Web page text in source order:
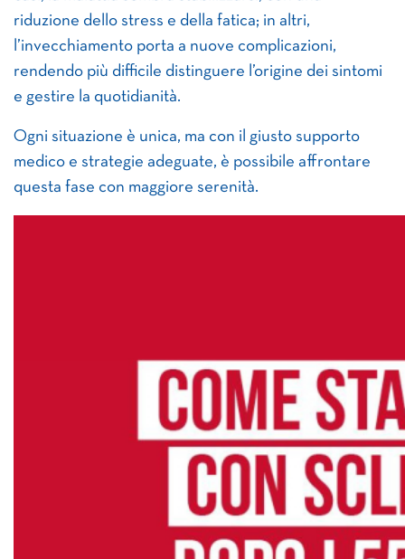
riduzione dello stress e della fatica; in altri,
l’invecchiamento porta a nuove complicazioni,
rendendo più difficile distinguere l’origine dei sintomi
e gestire la quotidianità.
Ogni situazione è unica, ma con il giusto supporto
medico e strategie adeguate, è possibile affrontare
questa fase con maggiore serenità.